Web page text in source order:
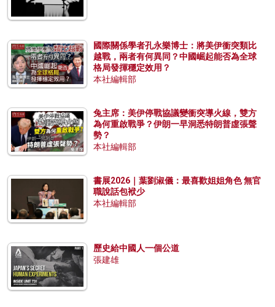
國際關係學者孔永樂博士：將美伊衝突類比
越戰，兩者有何異同？中國崛起能否為全球
格局發揮穩定效用？
本社編輯部
兔主席：美伊停戰協議變衝突導火線，雙方
為何重啟戰爭？伊朗一早洞悉特朗普虛張聲
勢？
本社編輯部
書展2026｜葉劉淑儀：最喜歡姐姐角色 無官
職說話包袱少
本社編輯部
歷史給中國人一個公道
張建雄